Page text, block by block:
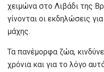
χειμώνα στο Λιβάδι της
γίνονται οι εκδηλώσεις
μάχης.
Τα πανέμορφα ζώα,
χρόνια και για το λόγο